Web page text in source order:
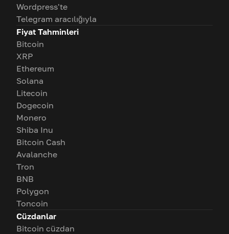
Wordpress'te
Telegram aracılığıyla
Fiyat Tahminleri
Bitcoin
XRP
Ethereum
Solana
Litecoin
Dogecoin
Monero
Shiba Inu
Bitcoin Cash
Avalanche
Tron
BNB
Polygon
Toncoin
Cüzdanlar
Bitcoin cüzdan